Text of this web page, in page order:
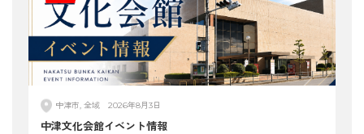
中津市, 全域 2026年8月3日
中津文化会館イベント情報